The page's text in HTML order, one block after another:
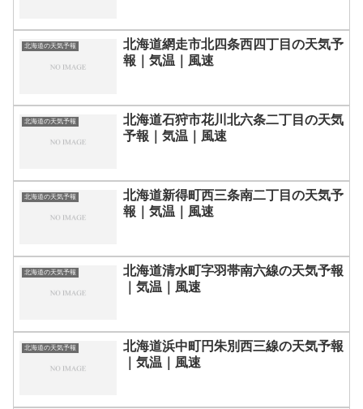
北海道の天気予報
北海道網走市北四条西四丁目の天気予
報｜気温｜風速
北海道の天気予報
北海道石狩市花川北六条二丁目の天気
予報｜気温｜風速
北海道の天気予報
北海道新得町西三条南二丁目の天気予
報｜気温｜風速
北海道の天気予報
北海道清水町字羽帯南六線の天気予報
｜気温｜風速
北海道の天気予報
北海道浜中町円朱別西三線の天気予報
｜気温｜風速